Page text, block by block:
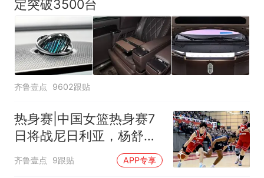
定突破3500台
齐鲁壹点 9602跟贴
热身赛|中国女篮热身赛7
日将战尼日利亚，杨舒予
有望出战
齐鲁壹点 9跟贴 APP专享